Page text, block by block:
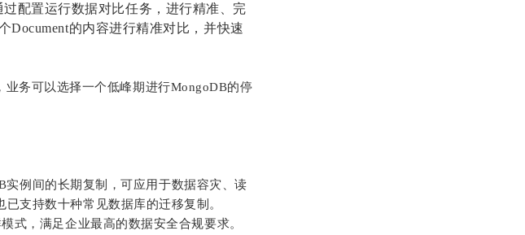
配置运行数据对比任务，进行精准、完
Document的内容进行精准对比，并快速
务可以选择一个低峰期进行MongoDB的停
例间的长期复制，可应用于数据容灾、读
支持数十种常见数据库的迁移复制。
式，满足企业最高的数据安全合规要求。